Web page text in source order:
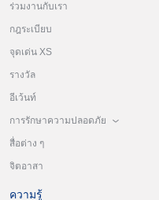
ร่วมงานกับเรา
กฎระเบียบ
จุดเด่น XS
รางวัล
อีเว้นท์
การรักษาความปลอดภัย
สื่อต่าง ๆ
จิตอาสา
ความรู้